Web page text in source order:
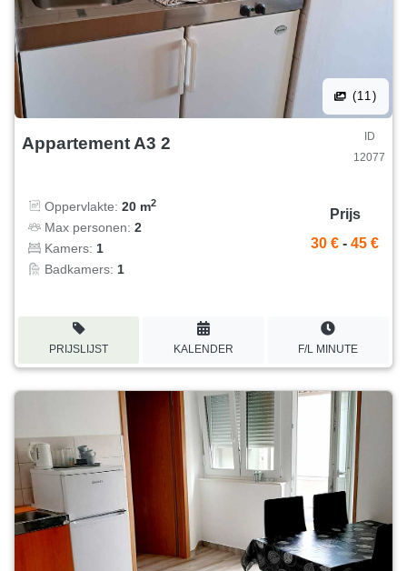
(11)
Appartement A3 2
ID
12077
Oppervlakte: 20 m2
Max personen: 2
Kamers: 1
Badkamers: 1
Prijs
30 € - 45 €
PRIJSLIJST KALENDER F/L MINUTE